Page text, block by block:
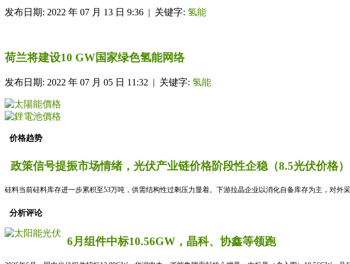
发布日期: 2022 年 07 月 13 日 9:36 | 关键字: 氢能
荷兰将建设10 GW国家绿色氢能网络
发布日期: 2022 年 07 月 05 日 11:32 | 关键字: 氢能
价格趋势
政策信号提振市场情绪，光伏产业链价格阶段性企稳（8.5光伏价格）
硅料当前硅料库存进一步累积至53万吨，供需结构性过剩压力显着。下游拉晶企业以消化自备库存为主，对
分析评论
6月组件中标10.56GW，晶科、协鑫等领跑